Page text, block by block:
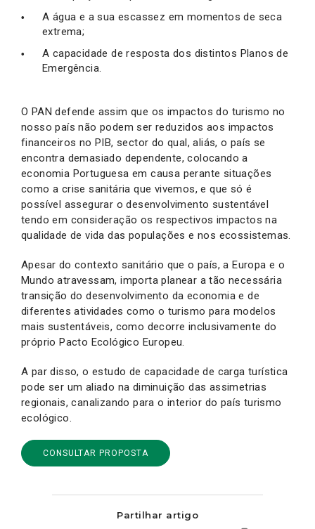
A água e a sua escassez em momentos de seca
extrema;
A capacidade de resposta dos distintos Planos de
Emergência.
O PAN defende assim que os impactos do turismo no
nosso país não podem ser reduzidos aos impactos
financeiros no PIB, sector do qual, aliás, o país se
encontra demasiado dependente, colocando a
economia Portuguesa em causa perante situações
como a crise sanitária que vivemos, e que só é
possível assegurar o desenvolvimento sustentável
tendo em consideração os respectivos impactos na
qualidade de vida das populações e nos ecossistemas.
Apesar do contexto sanitário que o país, a Europa e o
Mundo atravessam, importa planear a tão necessária
transição do desenvolvimento da economia e de
diferentes atividades como o turismo para modelos
mais sustentáveis, como decorre inclusivamente do
próprio Pacto Ecológico Europeu.
A par disso, o estudo de capacidade de carga turística
pode ser um aliado na diminuição das assimetrias
regionais, canalizando para o interior do país turismo
ecológico.
CONSULTAR PROPOSTA
Partilhar artigo